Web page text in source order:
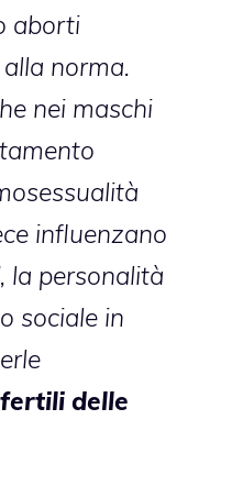
aborti
norma.
nei maschi
influenzano
la personalità
sociale in
delle